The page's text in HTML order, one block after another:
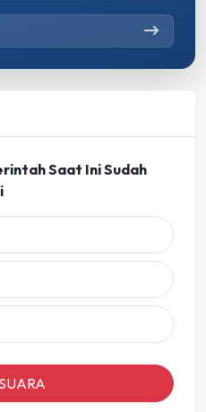
Saat Ini Sudah